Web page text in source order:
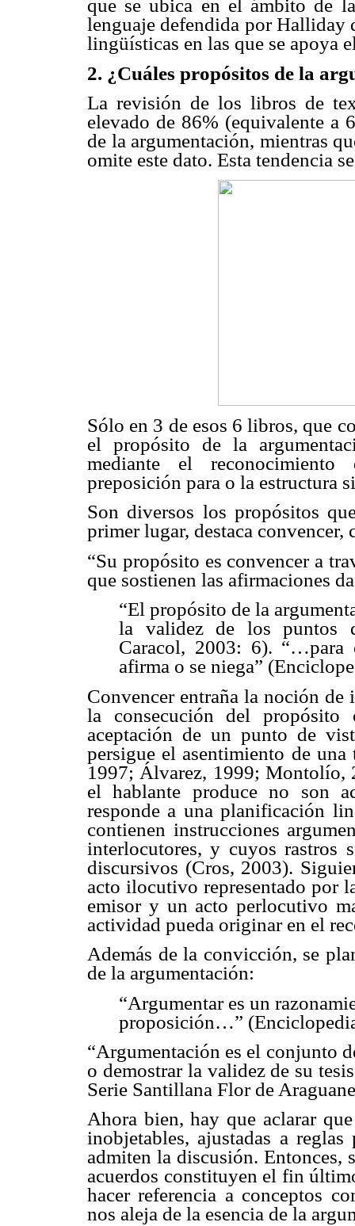
que se ubica en el ámbito de
lenguaje defendida por Halliday
lingüísticas en las que se apoya
2. ¿Cuáles propósitos de la
La revisión de los libros de
elevado de 86% (equivalente a
de la argumentación, mientras
omite este dato. Esta tendencia
Sólo en 3 de esos 6 libros, que
el propósito de la
mediante el
preposición para o la estructura
Son diversos los propósitos
primer lugar, destaca convencer,
“Su propósito es convencer a
que sostienen las afirmaciones
“El propósito de la
la validez de los puntos
Caracol, 2003: 6). “…para
afirma o se niega”
Convencer entraña la noción
la consecución del
aceptación de un punto de
persigue el asentimiento de
1997; Álvarez, 1999; Montolío,
el hablante produce no son
responde a una planificación
contienen instrucciones
interlocutores, y cuyos rastros
discursivos (Cros, 2003).
acto ilocutivo representado por
emisor y un acto perlocutivo
actividad pueda originar en el
Además de la convicción, se
de la argumentación:
“Argumentar es un
proposición…”
“Argumentación es el conjunto
o demostrar la validez de su
Serie Santillana Flor de
Ahora bien, hay que aclarar
inobjetables, ajustadas a
admiten la discusión.
acuerdos constituyen el fin
hacer referencia a conceptos
nos aleja de la esencia de la